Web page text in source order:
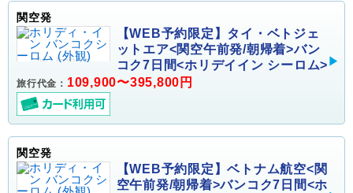
関空発
【WEB予約限定】タイ・ベトジェ
ットエア<関空午前発/朝帰着>バン
コク7日間<ホリデイイン シーロム>
旅行代金： 109,900〜395,800円
関空発
【WEB予約限定】ベトナム航空<関
空午前発/朝帰着>バンコク7日間<ホ